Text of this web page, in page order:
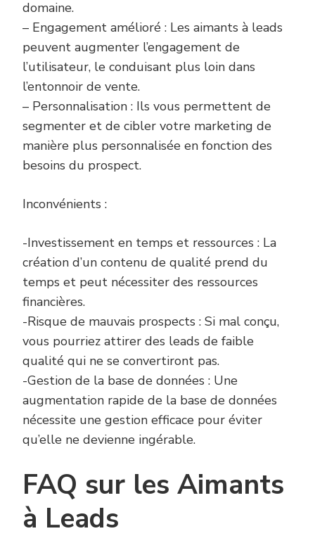
domaine.
– Engagement amélioré : Les aimants à leads
peuvent augmenter l’engagement de
l’utilisateur, le conduisant plus loin dans
l’entonnoir de vente.
– Personnalisation : Ils vous permettent de
segmenter et de cibler votre marketing de
manière plus personnalisée en fonction des
besoins du prospect.
Inconvénients :
-Investissement en temps et ressources : La
création d’un contenu de qualité prend du
temps et peut nécessiter des ressources
financières.
-Risque de mauvais prospects : Si mal conçu,
vous pourriez attirer des leads de faible
qualité qui ne se convertiront pas.
-Gestion de la base de données : Une
augmentation rapide de la base de données
nécessite une gestion efficace pour éviter
qu’elle ne devienne ingérable.
FAQ sur les Aimants
à Leads